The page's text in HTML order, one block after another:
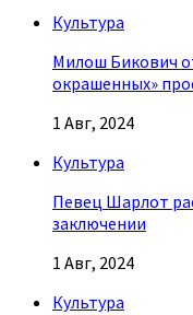
Культура
Милош Бикович
окрашенных»
1 Авг, 2024
Культура
Певец Шарлот
заключении
1 Авг, 2024
Культура